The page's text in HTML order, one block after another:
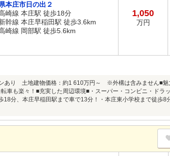
本庄市日の出２
高崎線 本庄駅 徒歩18分
新幹線 本庄早稲田駅 徒歩3.6km
高崎線 岡部駅 徒歩5.6km
1,050
万円
あり 土地建物価格：約1 610万円～ ※外構は含みません■魅
車も楽々！■充実した周辺環境■・スーパー・コンビニ・ドラ
18分、本庄早稲田駅まで車で13分！・本庄東小学校まで徒歩